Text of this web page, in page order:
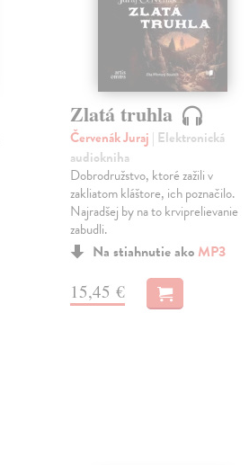
Zlatá truhla
Červenák Juraj | Elektronická
audiokniha
Dobrodružstvo, ktoré zažili v
zakliatom kláštore, ich poznačilo.
Najradšej by na to krviprelievanie
zabudli.
Na stiahnutie ako MP3
15,45 €